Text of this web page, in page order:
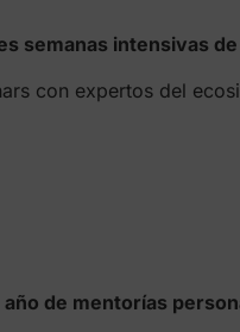
semanas intensivas
con expertos del
año de mentorías